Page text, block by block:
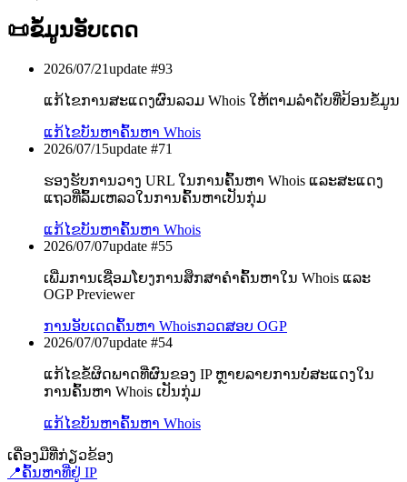
📜ຂໍ້ມູນອັບເດດ
2026/07/21update #93
ແກ້ໄຂການສະແດງຜົນລວມ Whois ໃຫ້ຕາມລຳດັບທີ່ປ້ອນຂໍ້ມູນ
ແກ້ໄຂບັນຫາຄົ້ນຫາ Whois
2026/07/15update #71
ຮອງຮັບການວາງ URL ໃນການຄົ້ນຫາ Whois ແລະສະແດງ
ແຖວທີ່ລົ້ມເຫລວໃນການຄົ້ນຫາເປັນກຸ່ມ
ແກ້ໄຂບັນຫາຄົ້ນຫາ Whois
2026/07/07update #55
ເພີ່ມການເຊື່ອມໂຍງການສຶກສາຄຳຄົ້ນຫາໃນ Whois ແລະ
OGP Previewer
ການອັບເດດຄົ້ນຫາ Whoisກວດສອບ OGP
2026/07/07update #54
ແກ້ໄຂຂໍ້ຜິດພາດທີ່ຜົນຂອງ IP ຫຼາຍລາຍການບໍ່ສະແດງໃນ
ການຄົ້ນຫາ Whois ເປັນກຸ່ມ
ແກ້ໄຂບັນຫາຄົ້ນຫາ Whois
ເຄື່ອງມືທີ່ກ່ຽວຂ້ອງ
📍ຄົ້ນຫາທີ່ຢູ່ IP